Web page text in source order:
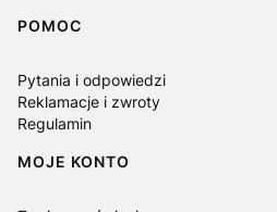
Linki w stopce
POMOC
Pytania i odpowiedzi
Reklamacje i zwroty
Regulamin
MOJE KONTO